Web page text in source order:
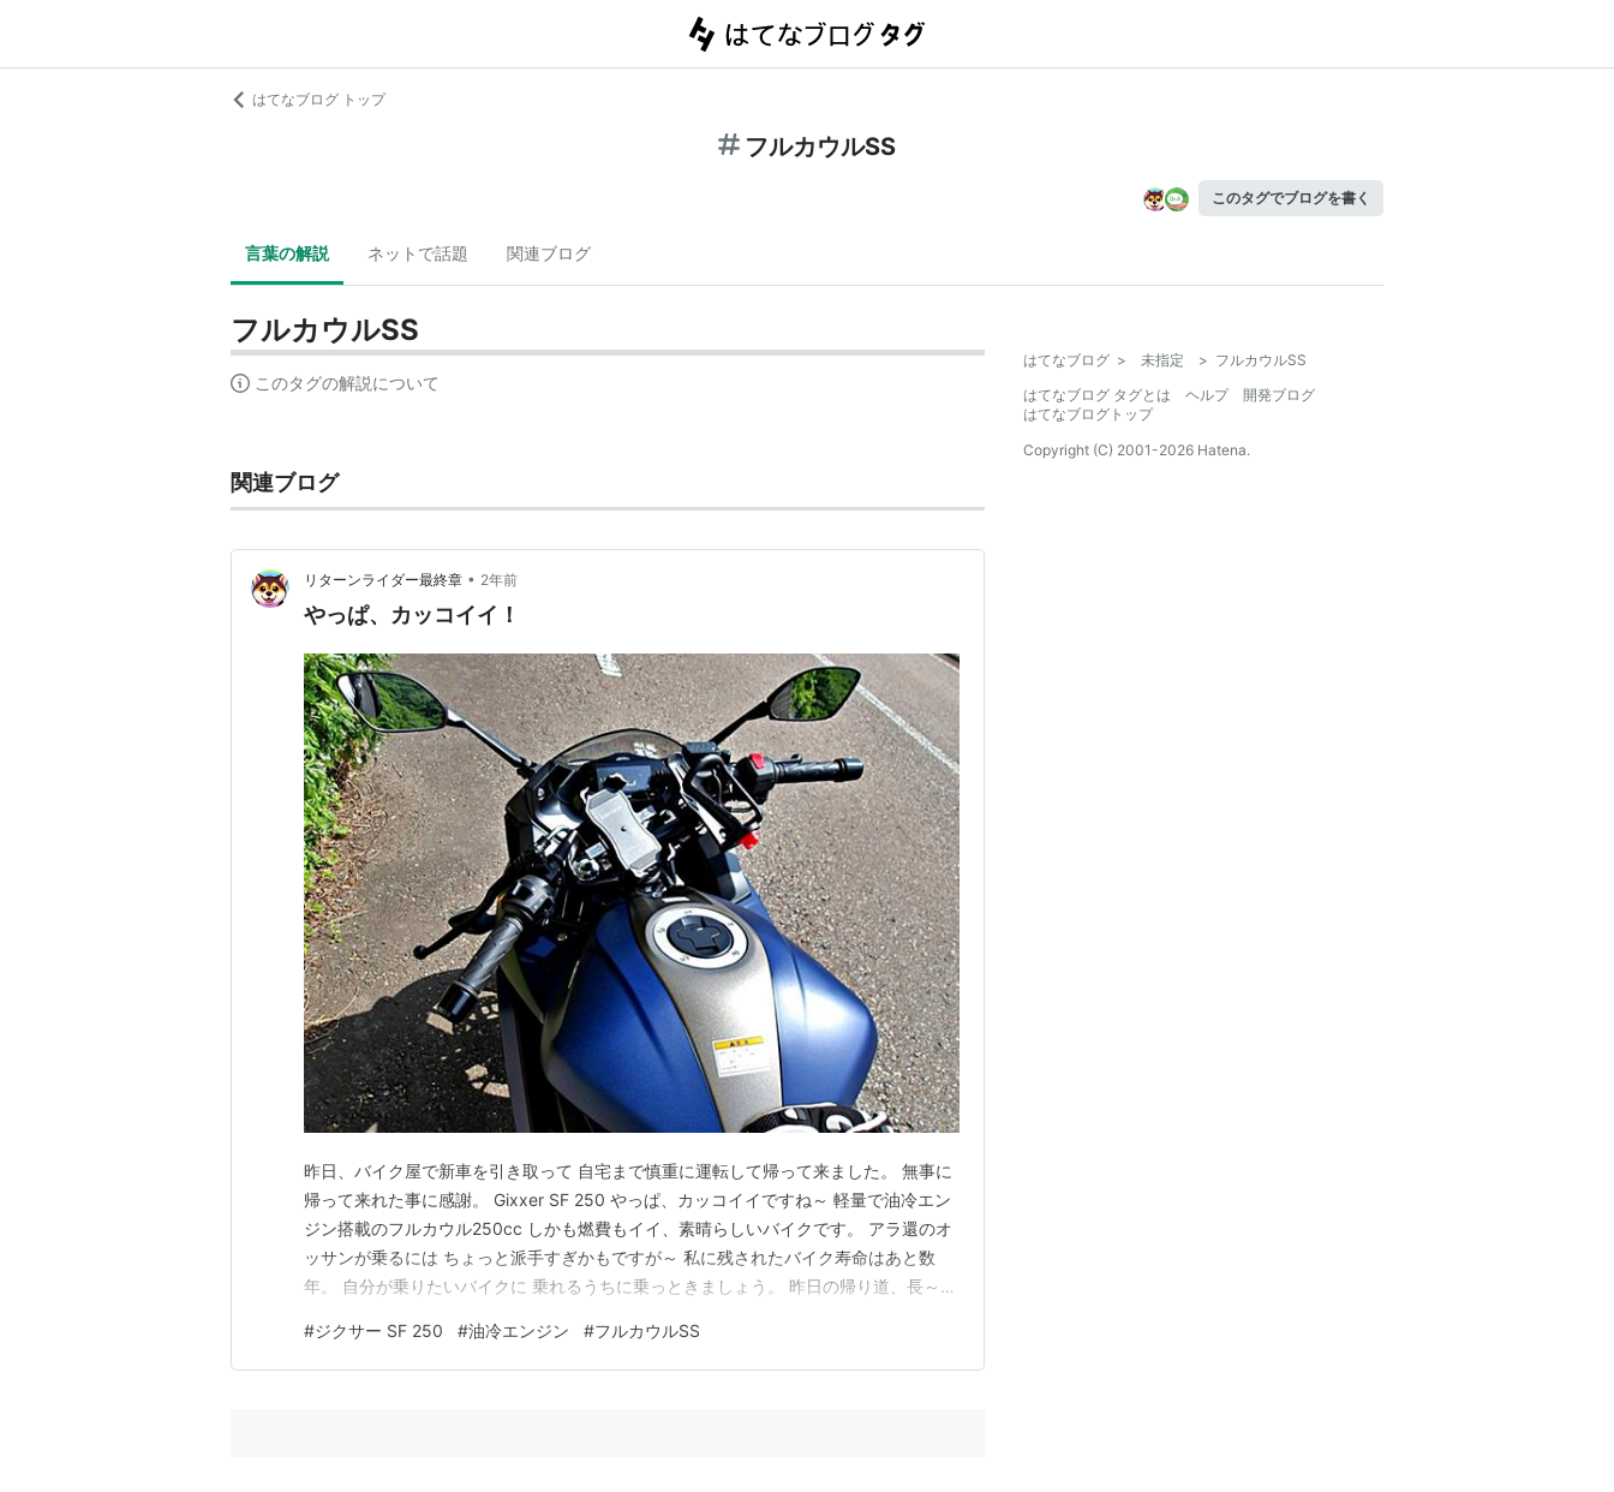
はてなブログ トップ
フルカウルSS
このタグでブログを書く
言葉の解説 ネットで話題 関連ブログ
フルカウルSS
このタグの解説について
関連ブログ
リターンライダー最終章 • 2年前
やっぱ、カッコイイ！
昨日、バイク屋で新車を引き取って 自宅まで慎重に運転して帰って来ました。 無事に
帰って来れた事に感謝。 Gixxer SF 250 やっぱ、カッコイイですね～ 軽量で油冷エン
ジン搭載のフルカウル250cc しかも燃費もイイ、素晴らしいバイクです。 アラ還のオ
ッサンが乗るには ちょっと派手すぎかもですが～ 私に残されたバイク寿命はあと数
年。 自分が乗りたいバイクに 乗れるうちに乗っときましょう。 昨日の帰り道、長～い
うですがサイドはまだまだ。 昨日の午後１４時３６分。 走行距離はたったの１１３km
です。 ランキング参…
#ジクサー SF 250 #油冷エンジン #フルカウルSS
はてなブログ > 未指定 > フルカウルSS
はてなブログ タグとは
ヘルプ
開発ブログ
はてなブログトップ
Copyright (C) 2001-2026 Hatena.